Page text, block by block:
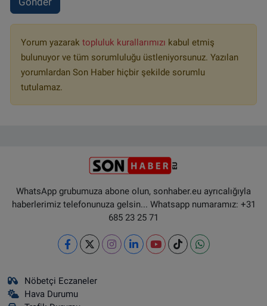
Yorum yazarak topluluk kurallarımızı kabul etmiş
bulunuyor ve tüm sorumluluğu üstleniyorsunuz. Yazılan
yorumlardan Son Haber hiçbir şekilde sorumlu
tutulamaz.
WhatsApp grubumuza abone olun, sonhaber.eu ayrıcalığıyla
haberlerimiz telefonunuza gelsin... Whatsapp numaramız: +31
685 23 25 71
Nöbetçi Eczaneler
Hava Durumu